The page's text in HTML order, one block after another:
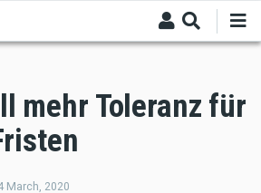
mehr Toleranz für
March, 2020